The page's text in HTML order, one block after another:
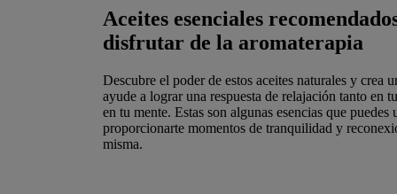
Aceites esenciales
disfrutar de la aromaterapia
Descubre el poder de estos aceites naturales y crea
ayude a lograr una respuesta de relajación tanto en
en tu mente. Estas son algunas esencias que puedes
proporcionarte momentos de tranquilidad y
misma.